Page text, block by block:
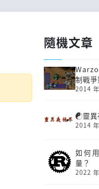
隨機文章
制戰
2014
☯靈異
2014
如何
量？
2022